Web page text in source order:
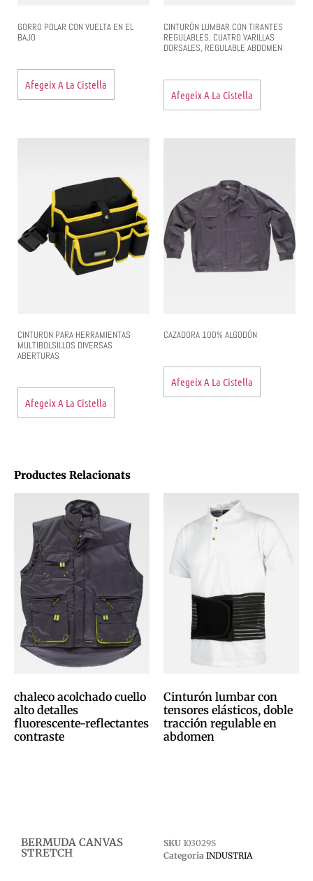
GORRO POLAR CON VUELTA EN EL
BAJO
Afegeix A La Cistella
CINTURÓN LUMBAR CON TIRANTES
REGULABLES, CUATRO VARILLAS
DORSALES, REGULABLE ABDOMEN
Afegeix A La Cistella
CINTURON PARA HERRAMIENTAS
MULTIBOLSILLOS DIVERSAS
ABERTURAS
Afegeix A La Cistella
CAZADORA 100% ALGODÓN
Afegeix A La Cistella
Productes Relacionats
chaleco acolchado cuello
alto detalles
fluorescente-reflectantes
contraste
Cinturón lumbar con
tensores elásticos, doble
tracción regulable en
abdomen
BERMUDA CANVAS
STRETCH
SKU 103029S
Categoria INDUSTRIA